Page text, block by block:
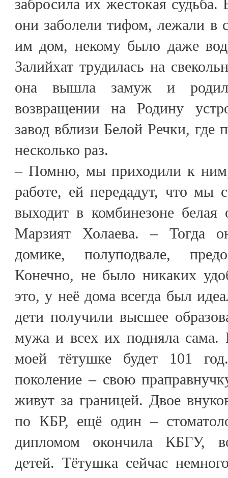
забросила их жестокая
они заболели тифом, лежали в
им дом, некому было даже
Залийхат трудилась на
она вышла замуж и
возвращении на Родину
завод вблизи Белой Речки, где
несколько раз.
– Помню, мы приходили к ним,
работе, ей передадут, что мы
выходит в комбинезоне белая
Марзият Холаева. – Тогда
домике, полуподвале,
Конечно, не было никаких
это, у неё дома всегда был
дети получили высшее
мужа и всех их подняла сама.
моей тётушке будет 101
поколение – свою
живут за границей. Двое
по КБР, ещё один –
дипломом окончила КБГУ,
детей. Тётушка сейчас